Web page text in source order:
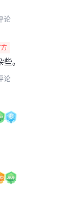
论
。
论